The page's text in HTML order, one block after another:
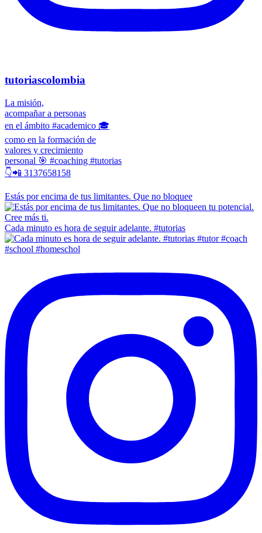
tutoriascolombia
La misión,
acompañar a personas
en el ámbito #academico 🎓
como en la formación de
valores y crecimiento
personal 🎯 #coaching #tutorias
👇📲 3137658158
Estás por encima de tus limitantes. Que no bloquee
Cada minuto es hora de seguir adelante. #tutorias